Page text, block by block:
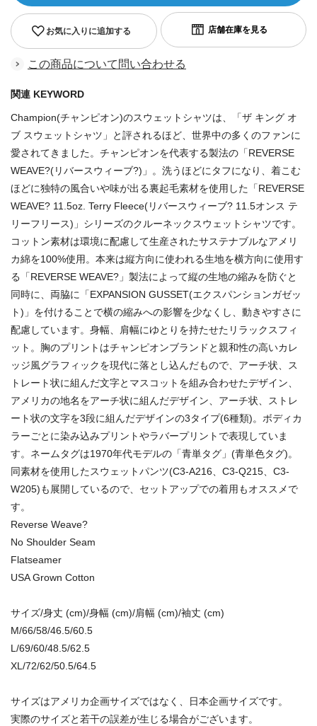
お気に入りに追加する
この商品について問い合わせる
関連 KEYWORD
Champion(チャンピオン)のスウェットシャツは、「ザ キング オ
ブ スウェットシャツ」と評されるほど、世界中の多くのファンに
愛されてきました。チャンピオンを代表する製法の「REVERSE
WEAVE?(リバースウィーブ?)」。洗うほどにタフになり、着こむ
ほどに独特の風合いや味が出る裏起毛素材を使用した「REVERSE
WEAVE? 11.5oz. Terry Fleece(リバースウィーブ? 11.5オンス テ
リーフリース)」シリーズのクルーネックスウェットシャツです。
コットン素材は環境に配慮して生産されたサステナブルなアメリ
カ綿を100%使用。本来は縦方向に使われる生地を横方向に使用す
る「REVERSE WEAVE?」製法によって縦の生地の縮みを防ぐと
同時に、両脇に「EXPANSION GUSSET(エクスパンションガゼッ
ト)」を付けることで横の縮みへの影響を少なくし、動きやすさに
配慮しています。身幅、肩幅にゆとりを持たせたリラックスフィ
ット。胸のプリントはチャンピオンブランドと親和性の高いカレ
ッジ風グラフィックを現代に落とし込んだもので、アーチ状、ス
トレート状に組んだ文字とマスコットを組み合わせたデザイン、
アメリカの地名をアーチ状に組んだデザイン、アーチ状、ストレ
ート状の文字を3段に組んだデザインの3タイプ(6種類)。ボディカ
ラーごとに染み込みプリントやラバープリントで表現していま
す。ネームタグは1970年代モデルの「青単タグ」(青単色タグ)。
同素材を使用したスウェットパンツ(C3-A216、C3-Q215、C3-
W205)も展開しているので、セットアップでの着用もオススメで
す。
Reverse Weave?
No Shoulder Seam
Flatseamer
USA Grown Cotton
サイズ/身丈 (cm)/身幅 (cm)/肩幅 (cm)/袖丈 (cm)
M/66/58/46.5/60.5
L/69/60/48.5/62.5
XL/72/62/50.5/64.5
サイズはアメリカ企画サイズではなく、日本企画サイズです。
実際のサイズと若干の誤差が生じる場合がございます。